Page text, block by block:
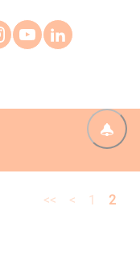
<< < 1 2